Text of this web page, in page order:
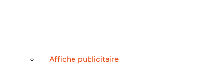
Affiche publicitaire